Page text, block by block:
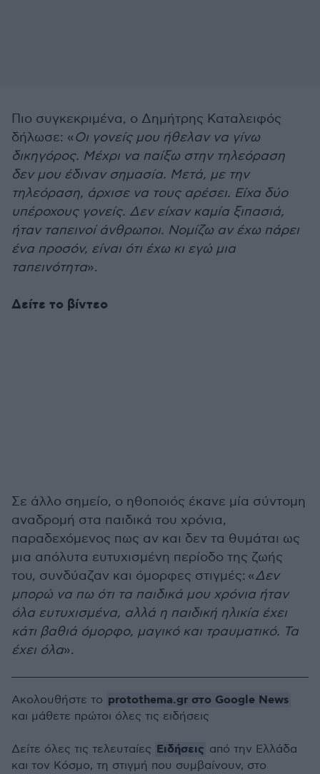
Πιο συγκεκριμένα, ο Δημήτρης Καταλειφός
δήλωσε: «Οι γονείς μου ήθελαν να γίνω
δικηγόρος. Μέχρι να παίξω στην τηλεόραση
δεν μου έδιναν σημασία. Μετά, με την
τηλεόραση, άρχισε να τους αρέσει. Είχα δύο
υπέροχους γονείς. Δεν είχαν καμία ξιπασιά,
ήταν ταπεινοί άνθρωποι. Νομίζω αν έχω πάρει
ένα προσόν, είναι ότι έχω κι εγώ μια
ταπεινότητα».
Δείτε το βίντεο
Σε άλλο σημείο, ο ηθοποιός έκανε μία σύντομη
αναδρομή στα παιδικά του χρόνια,
παραδεχόμενος πως αν και δεν τα θυμάται ως
μια απόλυτα ευτυχισμένη περίοδο της ζωής
του, συνδύαζαν και όμορφες στιγμές: «Δεν
μπορώ να πω ότι τα παιδικά μου χρόνια ήταν
όλα ευτυχισμένα, αλλά η παιδική ηλικία έχει
κάτι βαθιά όμορφο, μαγικό και τραυματικό. Τα
έχει όλα».
Ακολουθήστε το protothema.gr στο Google News
και μάθετε πρώτοι όλες τις ειδήσεις
Δείτε όλες τις τελευταίες Ειδήσεις από την Ελλάδα
και τον Κόσμο, τη στιγμή που συμβαίνουν, στο